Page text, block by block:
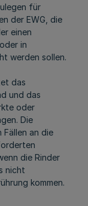
für
der EWG, die
einen
in
werden sollen.
das
und das
oder
Die
Fällen an die
die Rinder
nicht
kommen.